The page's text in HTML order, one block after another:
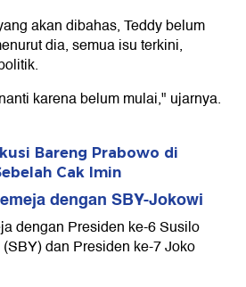
akan dibahas, Teddy belum
dia, semua isu terkini,
karena belum mulai," ujarnya.
Bareng Prabowo di
Cak Imin
dengan SBY-Jokowi
dengan Presiden ke-6 Susilo
dan Presiden ke-7 Joko